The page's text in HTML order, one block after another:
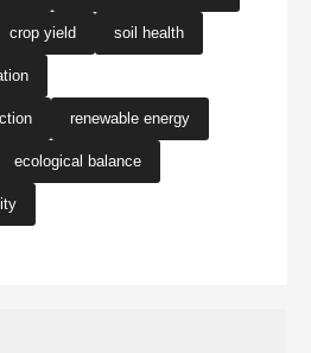
crop yield soil health
renewable energy
ecological balance